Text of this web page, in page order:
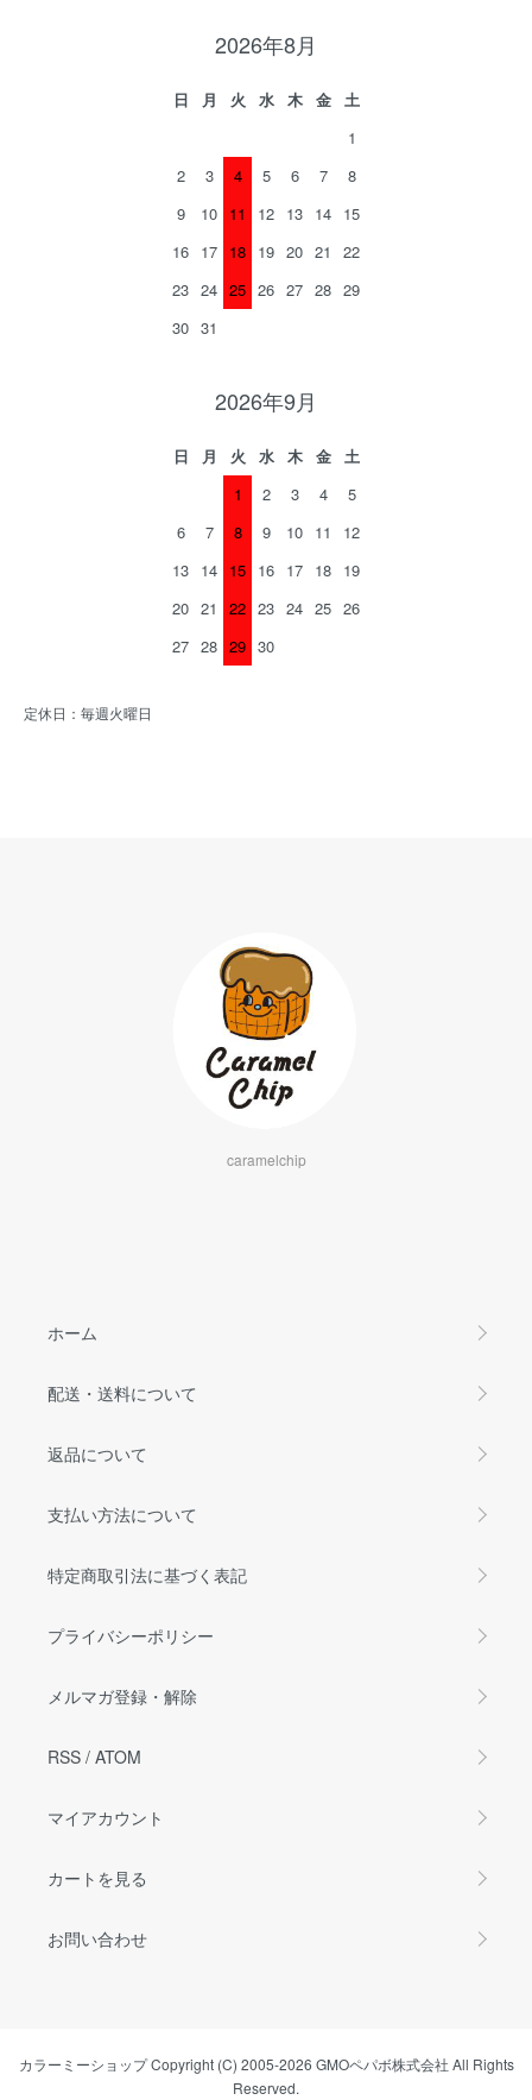
2026年8月
日 月 火 水 木 金
土
1
2
3 4 5 6 7
8
9
10 11 12 13 14 15
16 17 18 19 20 21
22
23 24 25 26 27 28 29
30 31
2026年9月
日 月 火 水 木 金
土
1
2 3 4
5
6
7 8 9 10 11
12
13 14 15 16 17 18 19
20 21 22 23 24 25 26
27 28 29 30
定休日：毎週火曜日
caramelchip
ホーム
配送・送料について
返品について
支払い方法について
特定商取引法に基づく表記
プライバシーポリシー
メルマガ登録・解除
RSS / ATOM
マイアカウント
カートを見る
お問い合わせ
カラーミーショップCopyright (C) 2005-2026 GMOペパボ株式会社 All Rights
Reserved.